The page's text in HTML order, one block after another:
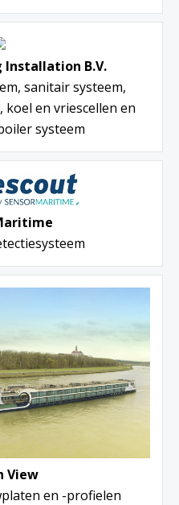
Installation B.V.
sanitair systeem,
koel en vriescellen en
systeem
View
en -profielen